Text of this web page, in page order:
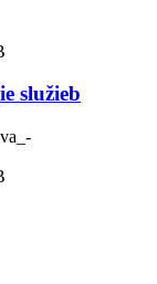
služieb